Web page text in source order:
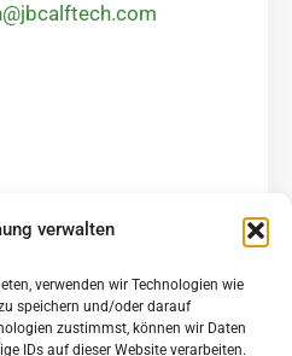
verwalten
verwenden wir Technologien wie
speichern und/oder darauf
zustimmst, können wir Daten
IDs auf dieser Website verarbeiten.